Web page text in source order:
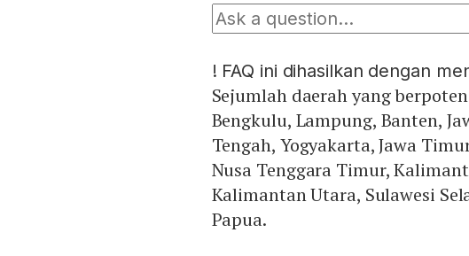
! FAQ ini dihasilkan dengan
Sejumlah daerah yang
Bengkulu, Lampung, Banten,
Tengah, Yogyakarta, Jawa
Nusa Tenggara Timur,
Kalimantan Utara, Sulawesi
Papua.